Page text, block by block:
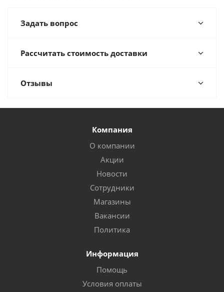
Задать вопрос
Рассчитать стоимость доставки
Отзывы
Компания
О компании
Акции
Новости
Сотрудники
Магазины
Вакансии
Политика
Информация
Помощь
Условия оплаты